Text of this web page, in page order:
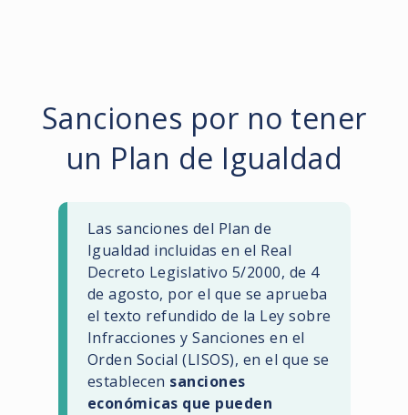
Sanciones por no tener
un Plan de Igualdad
Las sanciones del Plan de
Igualdad incluidas en el Real
Decreto Legislativo 5/2000, de 4
de agosto, por el que se aprueba
el texto refundido de la Ley sobre
Infracciones y Sanciones en el
Orden Social (LISOS), en el que se
establecen sanciones
económicas que pueden